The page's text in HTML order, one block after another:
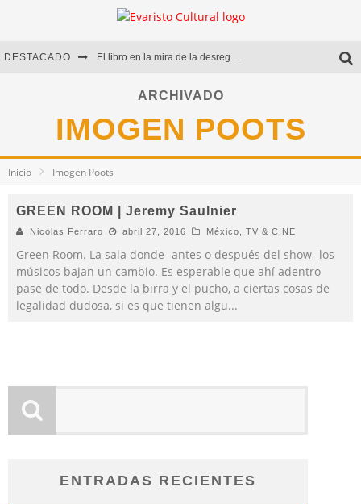
DESTACADO El libro en la mira de la desregulación
Marcelo Rubio | El llovedor
Diego Meret | Hotel Acapulco
Alejandra Correa | La nieve
ARCHIVADO
IMOGEN POOTS
Inicio Imogen Poots
GREEN ROOM | Jeremy Saulnier
Nicolas Ferraro abril 27, 2016 México TV & CINE
Green Room. La sala donde -antes o después del show- los
músicos bajan un cambio. Es esperable que ahí adentro
pase de todo. Desde la birra y el pucho, a ciertas cosas de
legalidad dudosa, si es que tienen algu...
ENTRADAS RECIENTES